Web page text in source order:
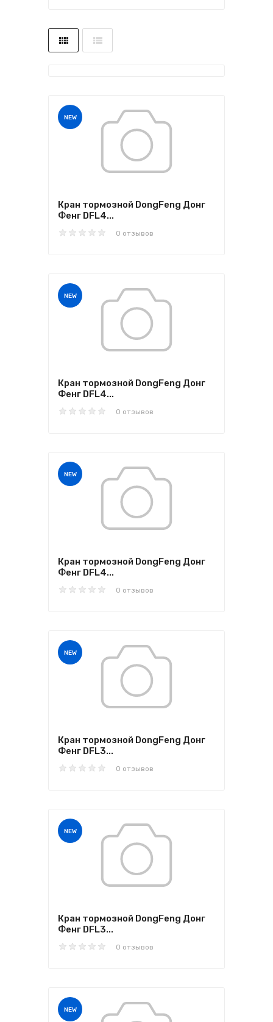
NEW
Кран тормозной DongFeng Донг
Фенг DFL4...
0 отзывов
NEW
Кран тормозной DongFeng Донг
Фенг DFL4...
0 отзывов
NEW
Кран тормозной DongFeng Донг
Фенг DFL4...
0 отзывов
NEW
Кран тормозной DongFeng Донг
Фенг DFL3...
0 отзывов
NEW
Кран тормозной DongFeng Донг
Фенг DFL3...
0 отзывов
NEW